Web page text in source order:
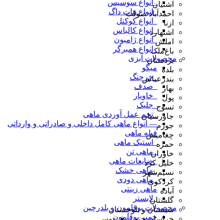
_انواع سوسیس
_انواع هات داگ
_انواع کوکتل
_انواع کالباس
_انواع ژامبون
_انواع همبرگر
محصولات آبزی
میگو
_خرچنگ
_صدف
_خاویار
_جلبک
_تخم عمل آوردی ماهی
— انواع ماهی کامل داخلی و صادراتی و وارداتی
فیله ماهی
_استیک ماهی
_ماهی تن
_ضایعات ماهی
_ماهی خشک
_ماهی دودی
ماهی زینتی
_لابستر
محصولات بوقلمون و بلدرچین
خمیر بوقلمون
آشتیان
احمدآباد صولت
ازنا
اشتهارد
املش
باغ‌ملک
بردستان
بلده
بندرعباس
بهار
پول
تسوج
جاورسیان
جوزم
چغامیش
حمزه
خاوران
خلیل کرد
نسیم‌شهر
کردکوی
آباده
گلستان
سیستان و بلوچستان